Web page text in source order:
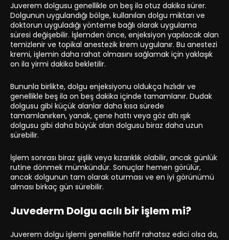
Juverem dolgusu genellikle on beş ila otuz dakika sürer.
Dolgunun uygulandığı bölge, kullanılan dolgu miktarı ve
doktorun uyguladığı yönteme bağlı olarak uygulama
süresi değişebilir. İşlemden önce, enjeksiyon yapılacak alan
temizlenir ve topikal anestezik krem uygulanır. Bu anestezi
kremi, işlemin daha rahat olmasını sağlamak için yaklaşık
on ila yirmi dakika bekletilir.
Bununla birlikte, dolgu enjeksiyonu oldukça hızlıdır ve
genellikle beş ila on beş dakika içinde tamamlanır. Dudak
dolgusu gibi küçük alanlar daha kısa sürede
tamamlanırken, yanak, çene hattı veya göz altı ışık
dolgusu gibi daha büyük alan dolgusu biraz daha uzun
sürebilir.
İşlem sonrası biraz şişlik veya kızarıklık olabilir, ancak günlük
rutine dönmek mümkündür. Sonuçlar hemen görülür,
ancak dolgunun tam olarak oturması ve en iyi görünümü
alması birkaç gün sürebilir.
Juvederm Dolgu acılı bir işlem mi?
Juverem dolgu işlemi genellikle hafif rahatsız edici olsa da,